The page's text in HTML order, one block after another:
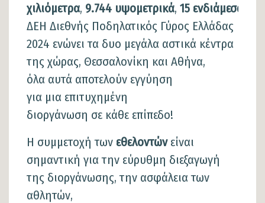
χιλιόμετρα, 9.744 υψομετρικά, 15 ενδιάμεσα
ΔΕΗ Διεθνής Ποδηλατικός Γύρος Ελλάδας
2024 ενώνει τα δυο μεγάλα αστικά κέντρα
της χώρας, Θεσσαλονίκη και Αθήνα,
όλα αυτά αποτελούν εγγύηση
για μια επιτυχημένη
διοργάνωση σε κάθε επίπεδο!
Η συμμετοχή των εθελοντών είναι
σημαντική για την εύρυθμη διεξαγωγή
της διοργάνωσης, την ασφάλεια των
αθλητών,